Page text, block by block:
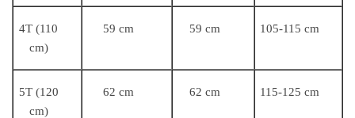
4T (110
cm)
59 cm 59 cm 105-115 cm
5T (120
cm)
62 cm 62 cm 115-125 cm